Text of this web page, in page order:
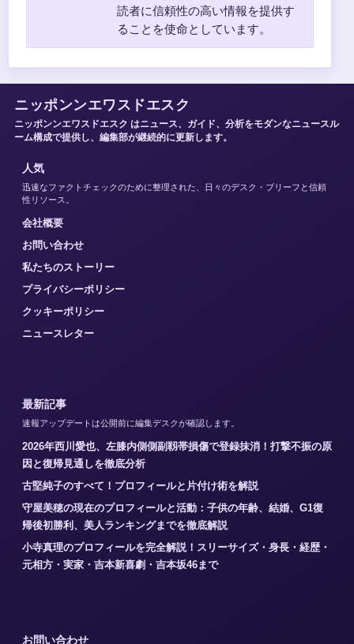
読者に信頼性の高い情報を提供す
ることを使命としています。
ニッポンンエワスドエスク
ニッポンンエワスドエスク はニュース、ガイド、分析をモダンなニュースル
ーム構成で提供し、編集部が継続的に更新します。
人気
迅速なファクトチェックのために整理された、日々のデスク・ブリーフと信頼
性リソース。
会社概要
お問い合わせ
私たちのストーリー
プライバシーポリシー
クッキーポリシー
ニュースレター
最新記事
速報アップデートは公開前に編集デスクが確認します。
2026年西川愛也、左膝内側側副靱帯損傷で登録抹消！打撃不振の原
因と復帰見通しを徹底分析
古堅純子のすべて！プロフィールと片付け術を解説
守屋美穂の現在のプロフィールと活動：子供の年齢、結婚、G1復
帰後初勝利、美人ランキングまでを徹底解説
小寺真理のプロフィールを完全解説！スリーサイズ・身長・経歴・
元相方・実家・吉本新喜劇・吉本坂46まで
お問い合わせ